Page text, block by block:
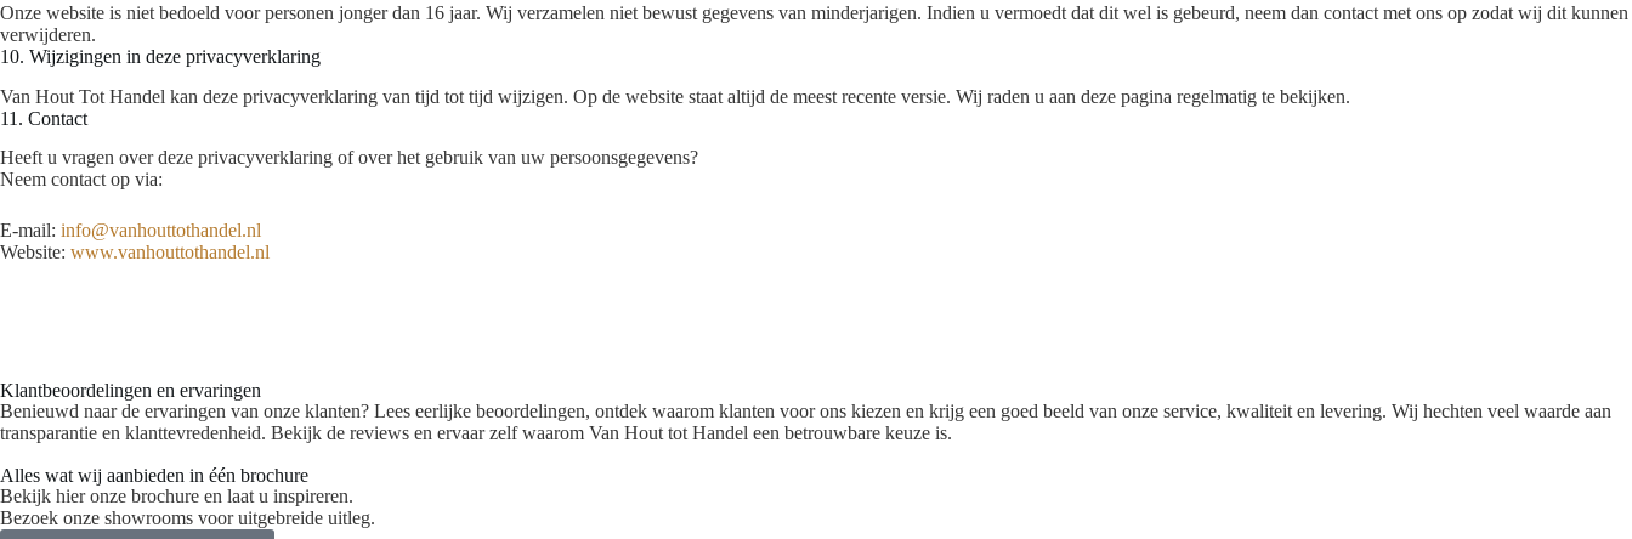
Onze website is niet bedoeld voor personen jonger dan 16 jaar. Wij verzamelen niet bewust gegevens van minderjarigen. Indien u vermoedt dat dit wel is gebeurd, neem dan contact met ons op zodat wij dit kunnen
verwijderen.
10. Wijzigingen in deze privacyverklaring
Van Hout Tot Handel kan deze privacyverklaring van tijd tot tijd wijzigen. Op de website staat altijd de meest recente versie. Wij raden u aan deze pagina regelmatig te bekijken.
11. Contact
Heeft u vragen over deze privacyverklaring of over het gebruik van uw persoonsgegevens?
Neem contact op via:
E-mail: info@vanhouttothandel.nl
Website: www.vanhouttothandel.nl
Klantbeoordelingen en ervaringen
Benieuwd naar de ervaringen van onze klanten? Lees eerlijke beoordelingen, ontdek waarom klanten voor ons kiezen en krijg een goed beeld van onze service, kwaliteit en levering. Wij hechten veel waarde aan
transparantie en klanttevredenheid. Bekijk de reviews en ervaar zelf waarom Van Hout tot Handel een betrouwbare keuze is.
Alles wat wij aanbieden in één brochure
Bekijk hier onze brochure en laat u inspireren.
Bezoek onze showrooms voor uitgebreide uitleg.